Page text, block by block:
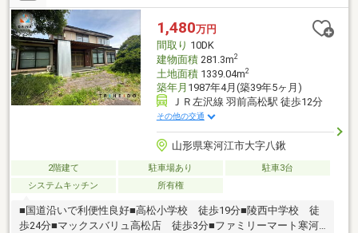
1,480万円
間取り 10DK
建物面積281.3m2
土地面積1339.04m2
築年月 1987年4月(築39年5ヶ月)
ＪＲ左沢線 羽前高松駅 徒歩12分
その他の交通
山形県寒河江市大字八鍬
2階建て 駐車場あり
駐車3台
システムキッチン
所有権
■国道沿いで利便性良好■高松小学校 徒歩19分■陵西中学校 徒
歩24分■マックスバリュ高松店 徒歩3分■ファミリーマート寒河